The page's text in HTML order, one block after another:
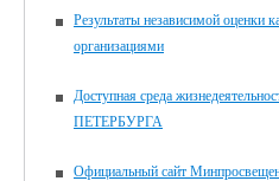
Результаты независимой оценки
организациями
Доступная среда
ПЕТЕРБУРГА
Официальный сайт